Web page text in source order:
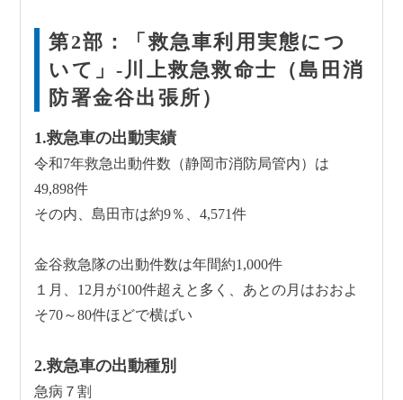
第2部：「救急車利用実態につ
いて」-川上救急救命士（島田消
防署金谷出張所）
1.救急車の出動実績
令和7年救急出動件数（静岡市消防局管内）は
49,898件
その内、島田市は約9％、4,571件
金谷救急隊の出動件数は年間約1,000件
１月、12月が100件超えと多く、あとの月はおおよ
そ70～80件ほどで横ばい
2.救急車の出動種別
急病７割